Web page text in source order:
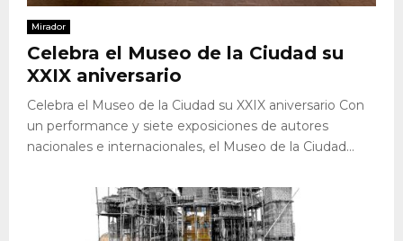
Mirador
Celebra el Museo de la Ciudad su
XXIX aniversario
Celebra el Museo de la Ciudad su XXIX aniversario Con
un performance y siete exposiciones de autores
nacionales e internacionales, el Museo de la Ciudad...